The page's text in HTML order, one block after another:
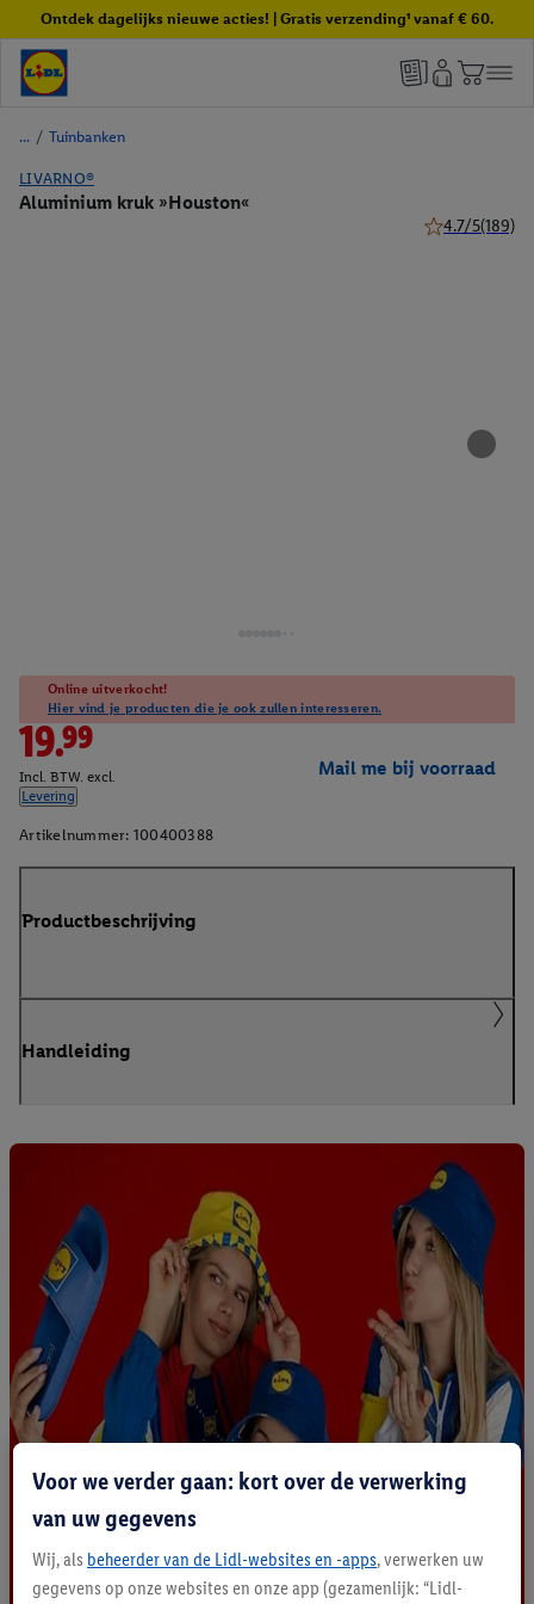
Ontdek dagelijks nieuwe acties! | Gratis verzending¹ vanaf € 60.
/ Tuinbanken
LIVARNO®
Aluminium kruk »Houston«
4.7/5(189)
Online uitverkocht!
Hier vind je producten die je ook zullen interesseren.
19.99
Incl. BTW. excl.
Levering
Mail me bij voorraad
Artikelnummer: 100400388
Productbeschrijving
Handleiding
Voor we verder gaan: kort over de verwerking
van uw gegevens
Wij, als beheerder van de Lidl-websites en -apps, verwerken uw
gegevens op onze websites en onze app (gezamenlijk: “Lidl-